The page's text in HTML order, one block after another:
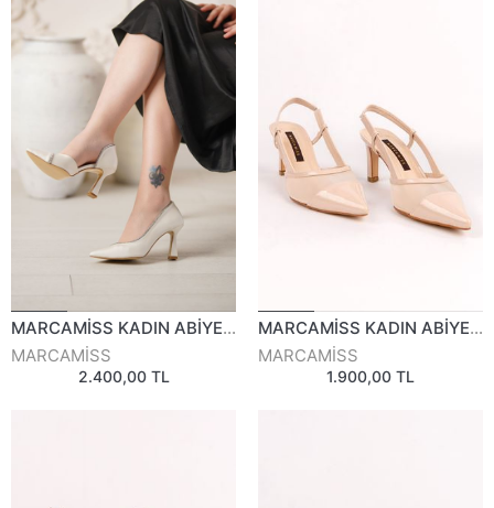
MARCAMİSS KADIN ABİYE AYAKKABI 828525Y
MARCAMİSS
2.400,00 TL
MARCAMİSS KADIN ABİYE AYAKKABI 767723Y
MARCAMİSS
1.900,00 TL